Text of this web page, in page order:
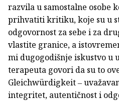
razvila u samostalne osobe
prihvatiti kritiku, koje su u
odgovornost za sebe i za
vlastite granice, a
mi dugogodišnje iskustvo u
terapeuta govori da su to
Gleichwürdigkeit ‒
integritet, autentičnost i